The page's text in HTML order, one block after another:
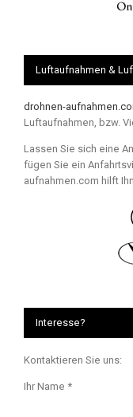
Luftaufnahmen &
drohnen-
Luftaufnahmen, bzw.
Lassen Sie sich eine
fügen Sie ein
aufnahmen.com hilft
Interesse?
Kontaktieren Sie uns:
Ihr Name *